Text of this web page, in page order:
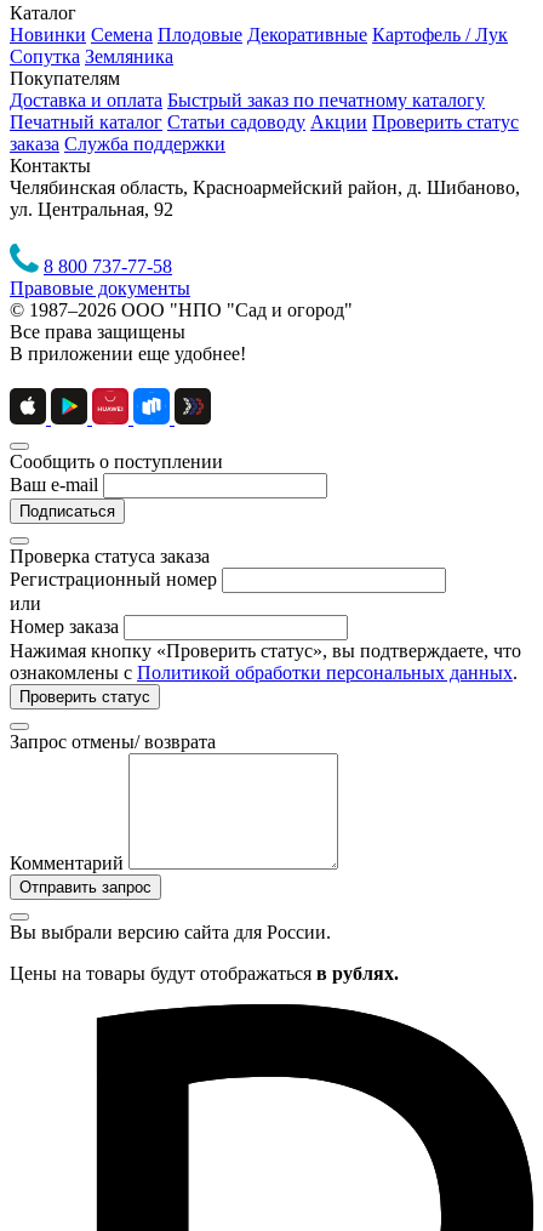
Каталог
Новинки Семена Плодовые Декоративные Картофель / Лук
Сопутка Земляника
Покупателям
Доставка и оплата Быстрый заказ по печатному каталогу
Печатный каталог Статьи садоводу Акции Проверить статус
заказа Служба поддержки
Контакты
Челябинская область, Красноармейский район, д. Шибаново,
ул. Центральная, 92
8 800 737-77-58
Правовые документы
© 1987–2026 ООО "НПО "Сад и огород"
Все права защищены
В приложении еще удобнее!
Сообщить о поступлении
Ваш e-mail
Подписаться
Проверка статуса заказа
Регистрационный номер
или
Номер заказа
Нажимая кнопку «Проверить статус», вы подтверждаете, что
ознакомлены с Политикой обработки персональных данных.
Проверить статус
Запрос отмены/ возврата
Комментарий
Отправить запрос
Вы выбрали версию сайта для России.
Цены на товары будут отображаться в рублях.